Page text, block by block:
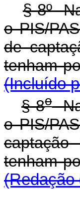
§ 8ºNa
o PIS/
de
(Incluído
§ 8oNa
o PIS/
(Redação